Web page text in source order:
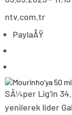
ntv.com.tr
PaylaÅŸ
SÃ¼per Lig’in
yenilerek lider